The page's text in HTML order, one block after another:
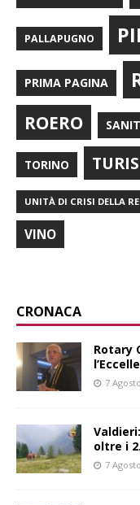
PALLAPUGNO
PRIMA PAGINA
ROERO
TORINO
UNITÀ DI CRISI DELLA
VINO
CRONACA
Rotary
7
oltre i
7